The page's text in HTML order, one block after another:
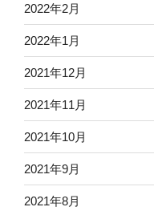
2022年2月
2022年1月
2021年12月
2021年11月
2021年10月
2021年9月
2021年8月